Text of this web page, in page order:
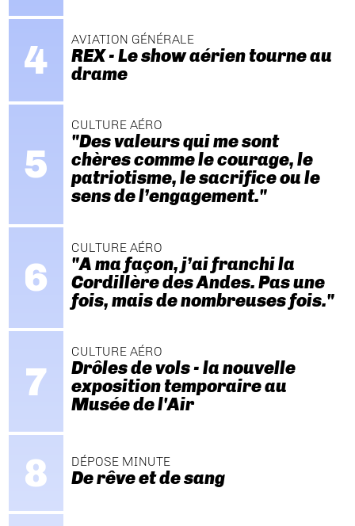
AVIATION GÉNÉRALE
REX - Le show aérien tourne au
drame
CULTURE AÉRO
"Des valeurs qui me sont
chères comme le courage, le
patriotisme, le sacrifice ou le
sens de l’engagement."
CULTURE AÉRO
"A ma façon, j’ai franchi la
Cordillère des Andes. Pas une
fois, mais de nombreuses fois."
CULTURE AÉRO
Drôles de vols - la nouvelle
exposition temporaire au
Musée de l'Air
DÉPOSE MINUTE
De rêve et de sang